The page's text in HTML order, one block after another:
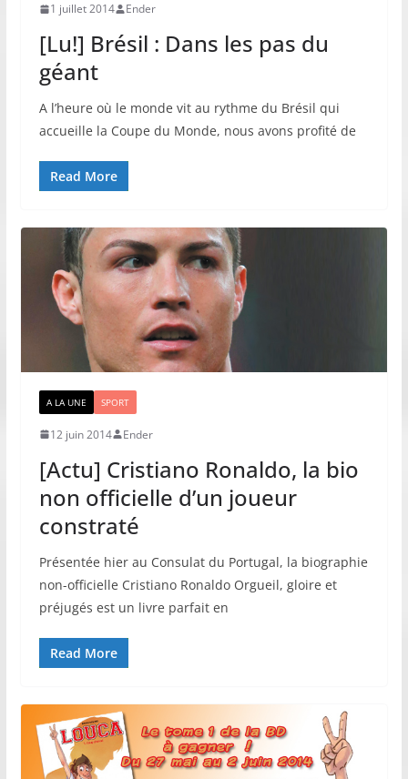
1 juillet 2014 Ender
[Lu!] Brésil : Dans les pas du
géant
A l’heure où le monde vit au rythme du Brésil qui
accueille la Coupe du Monde, nous avons profité de
Read More
A LA UNE SPORT
12 juin 2014 Ender
[Actu] Cristiano Ronaldo, la bio
non officielle d’un joueur
constraté
Présentée hier au Consulat du Portugal, la biographie
non-officielle Cristiano Ronaldo Orgueil, gloire et
préjugés est un livre parfait en
Read More